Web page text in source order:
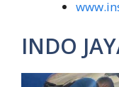
INDO